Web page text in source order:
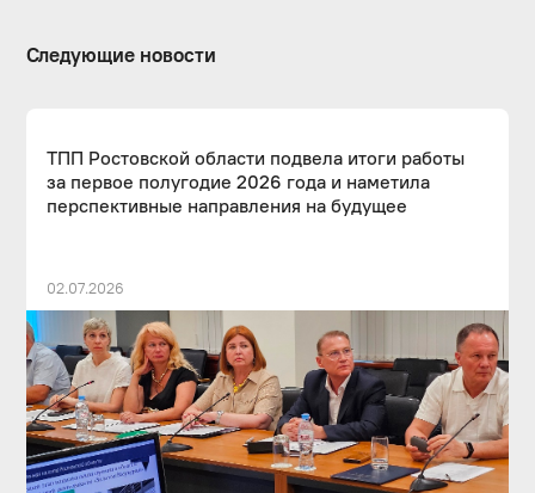
Следующие новости
ТПП Ростовской области подвела итоги работы
за первое полугодие 2026 года и наметила
перспективные направления на будущее
02.07.2026